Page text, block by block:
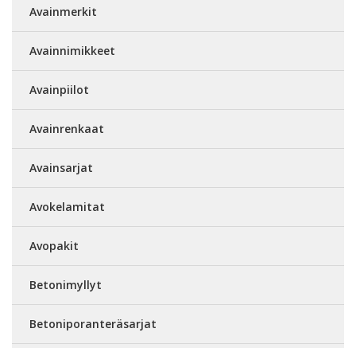
Avainmerkit
Avainnimikkeet
Avainpiilot
Avainrenkaat
Avainsarjat
Avokelamitat
Avopakit
Betonimyllyt
Betoniporanteräsarjat